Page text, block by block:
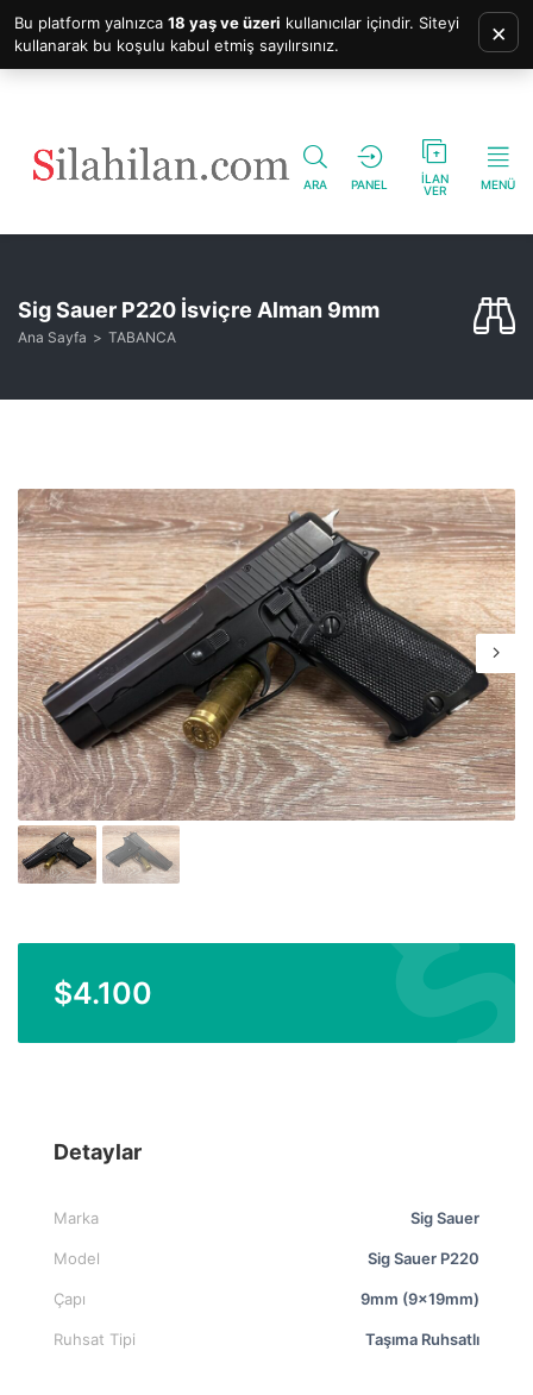
ARA PANEL
İLAN
VER
MENÜ
Sig Sauer P220 İsviçre Alman 9mm
Ana Sayfa TABANCA
$4.100
Detaylar
Marka Sig Sauer
Model Sig Sauer P220
Çapı 9mm (9x19mm)
Ruhsat Tipi Taşıma Ruhsatlı
Bu platform yalnızca 18 yaş ve üzeri kullanıcılar içindir. Siteyi
kullanarak bu koşulu kabul etmiş sayılırsınız.
×